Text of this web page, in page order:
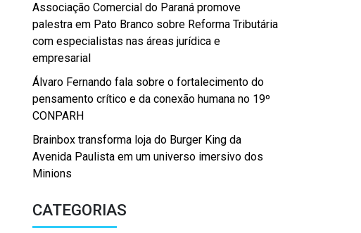
Associação Comercial do Paraná promove
palestra em Pato Branco sobre Reforma Tributária
com especialistas nas áreas jurídica e
empresarial
Álvaro Fernando fala sobre o fortalecimento do
pensamento crítico e da conexão humana no 19º
CONPARH
Brainbox transforma loja do Burger King da
Avenida Paulista em um universo imersivo dos
Minions
CATEGORIAS